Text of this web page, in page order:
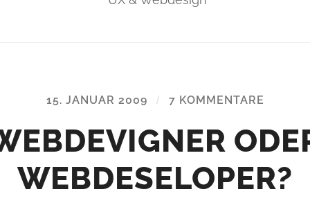
15. JANUAR 2009 / 7 KOMMENTARE
WEBDESELOPER?